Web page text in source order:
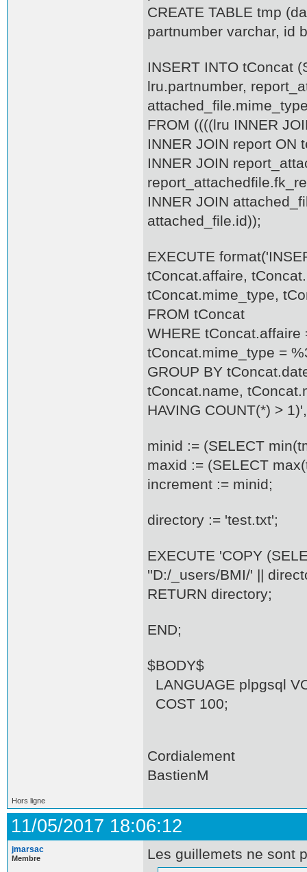
CREATE TABLE tmp
partnumber varchar, id
INSERT INTO tConcat
lru.partnumber,
FROM ((((lru INNER
INNER JOIN report ON
INNER JOIN
INNER JOIN
attached_file.id));
EXECUTE
tConcat.affaire,
tConcat.mime_type,
FROM tConcat
WHERE tConcat.affaire
tConcat.mime_type =
GROUP BY
tConcat.name,
HAVING COUNT(*) >
minid := (SELECT
maxid := (SELECT
increment := minid;
directory := 'test.txt';
EXECUTE 'COPY
''D:/_users/BMI/' ||
RETURN directory;
END;
$BODY$
LANGUAGE plpgsql
COST 100;
Cordialement
BastienM
Hors ligne
11/05/2017 18:06:12
jmarsac
Membre Les guillemets ne sont